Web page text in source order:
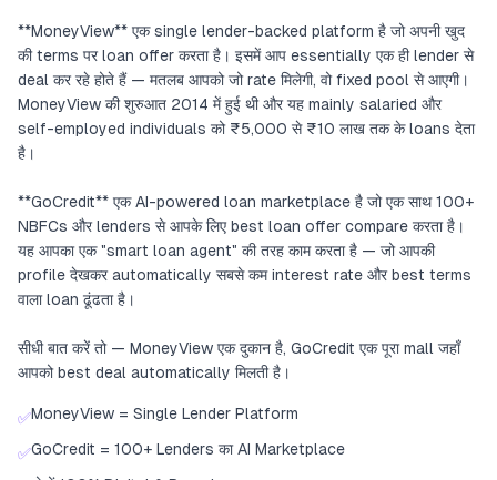
**MoneyView** एक single lender-backed platform है जो अपनी खुद
की terms पर loan offer करता है। इसमें आप essentially एक ही lender से
deal कर रहे होते हैं — मतलब आपको जो rate मिलेगी, वो fixed pool से आएगी।
MoneyView की शुरुआत 2014 में हुई थी और यह mainly salaried और
self-employed individuals को ₹5,000 से ₹10 लाख तक के loans देता
है।
**GoCredit** एक AI-powered loan marketplace है जो एक साथ 100+
NBFCs और lenders से आपके लिए best loan offer compare करता है।
यह आपका एक "smart loan agent" की तरह काम करता है — जो आपकी
profile देखकर automatically सबसे कम interest rate और best terms
वाला loan ढूंढता है।
सीधी बात करें तो — MoneyView एक दुकान है, GoCredit एक पूरा mall जहाँ
आपको best deal automatically मिलती है।
✅MoneyView = Single Lender Platform
✅GoCredit = 100+ Lenders का AI Marketplace